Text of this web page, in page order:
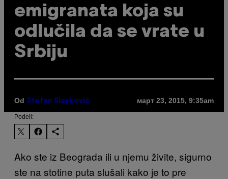
emigranata koja su
odlučila da se vrate u
Srbiju
Od Stefan Slavković март 23, 2015, 9:35am
Podeli:
Ako ste iz Beograda ili u njemu živite, sigurno
ste na stotine puta slušali kako je to pre